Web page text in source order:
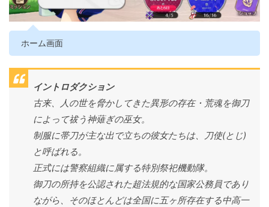
ホーム画面
イントロダクション
古来、人の世を脅かしてきた異形の存在・荒魂を御刀
によって祓う神薙ぎの巫女。
制服に帯刀が主な出で立ちの彼女たちは、刀使(とじ)
と呼ばれる。
正式には警察組織に属する特別祭祀機動隊。
御刀の所持を公認された超法規的な国家公務員であり
ながら、そのほとんどは全国に五ヶ所存在する中高一